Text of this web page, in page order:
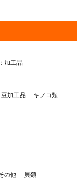
加工品
加工品
キノコ類
の他 貝類